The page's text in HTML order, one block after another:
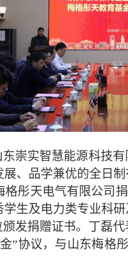
崇实智慧能源科技
、品学兼优的全日
彤天电气有限公司
生及电力类专业科研
发捐赠证书。丁磊
”协议，与山东梅格